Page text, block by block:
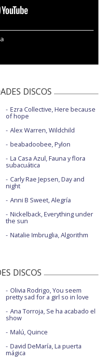
DISCOS
Ezra Collective, Here because
of hope
Alex Warren, Wildchild
beabadoobee, Pylon
La Casa Azul, Fauna y flora
subacuática
Carly Rae Jepsen, Day and
night
Anni B Sweet, Alegría
Nickelback, Everything under
the sun
Natalie Imbruglia, Algorithm
DISCOS
Olivia Rodrigo, You seem
pretty sad for a girl so in love
Ana Torroja, Se ha acabado el
show
Malú, Quince
David DeMaría, La puerta
mágica